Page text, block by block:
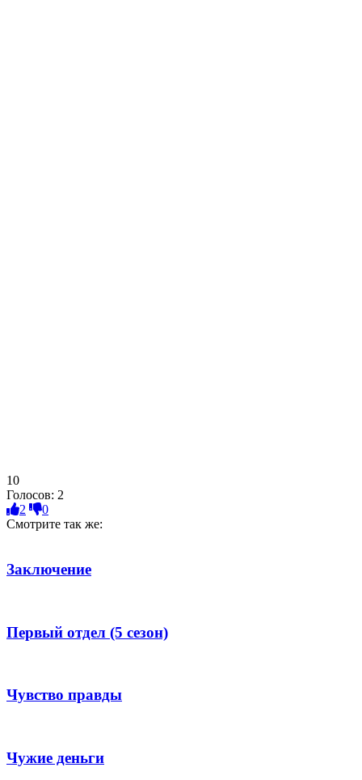
10
Голосов: 2
2
0
Смотрите так же:
Заключение
Первый отдел (5 сезон)
Чувство правды
Чужие деньги